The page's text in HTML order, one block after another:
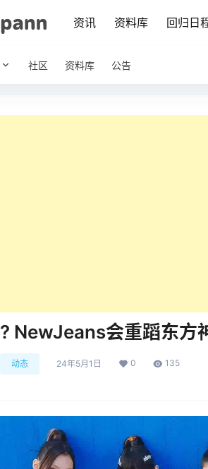
资讯 资料库 回归日
社区 资料库 公告
? NewJeans会重蹈东方
动态 24年5月1日 0 135